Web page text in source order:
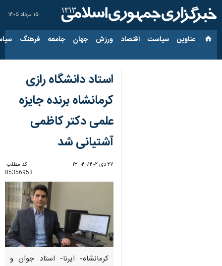
۱۵ مرداد ۱۴۰۵
عناوین‌ سیاست اقتصاد ورزش جهان جامعه فرهنگ
استاد دانشگاه رازی
کرمانشاه برنده جایزه
علمی دکتر کاظمی
آشتیانی شد
۲۷ دی ۱۴۰۲، ۱۳:۰۴
کد مطلب:
85356953
کرمانشاه- ایرنا- استاد جوان و